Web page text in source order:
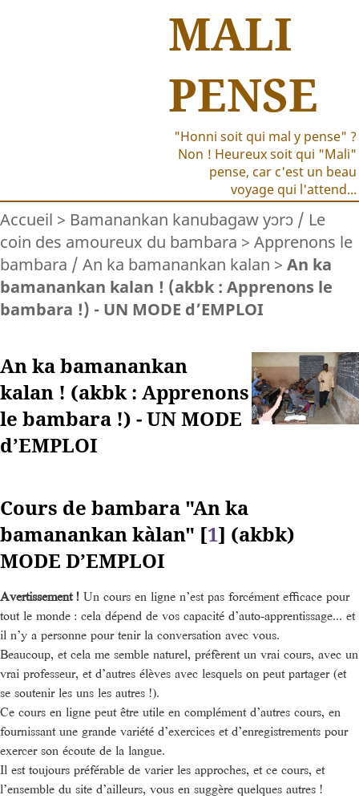
MALI
PENSE
"Honni soit qui mal y pense" ?
Non ! Heureux soit qui "Mali"
pense, car c'est un beau
voyage qui l'attend...
Accueil > Bamanankan kanubagaw yɔrɔ / Le
coin des amoureux du bambara > Apprenons le
bambara / An ka bamanankan kalan > An ka
bamanankan kalan ! (akbk : Apprenons le
bambara !) - UN MODE d’EMPLOI
An ka bamanankan
kalan ! (akbk : Apprenons
le bambara !) - UN MODE
d’EMPLOI
Cours de bambara "An ka
bamanankan kàlan" [1] (akbk)
MODE D’EMPLOI
Avertissement ! Un cours en ligne n’est pas forcément efficace pour
tout le monde : cela dépend de vos capacité d’auto-apprentissage... et
il n’y a personne pour tenir la conversation avec vous.
Beaucoup, et cela me semble naturel, préfèrent un vrai cours, avec un
vrai professeur, et d’autres élèves avec lesquels on peut partager (et
se soutenir les uns les autres !).
Ce cours en ligne peut être utile en complément d’autres cours, en
fournissant une grande variété d’exercices et d’enregistrements pour
exercer son écoute de la langue.
Il est toujours préférable de varier les approches, et ce cours, et
l’ensemble du site d’ailleurs, vous en suggère quelques autres !